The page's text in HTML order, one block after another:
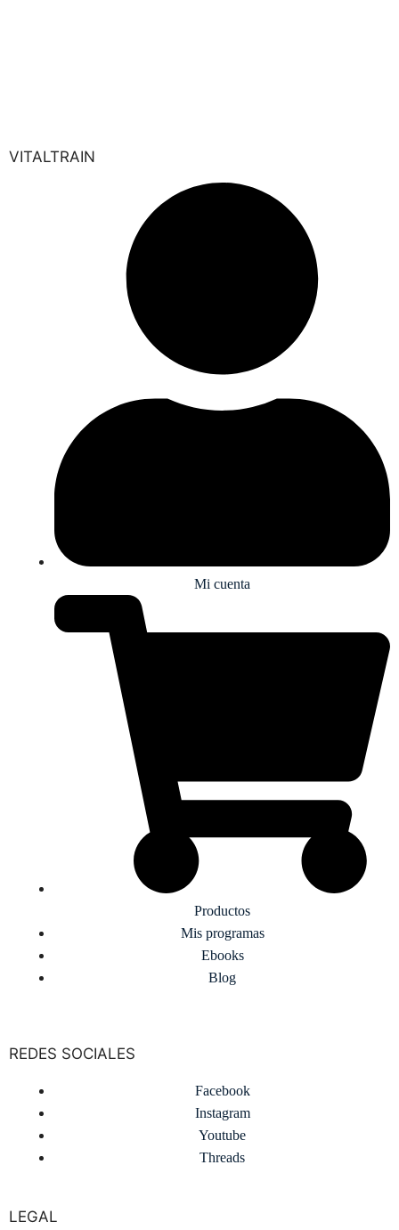
VITALTRAIN
Mi cuenta
Productos
Mis programas
Ebooks
Blog
REDES SOCIALES
Facebook
Instagram
Youtube
Threads
LEGAL